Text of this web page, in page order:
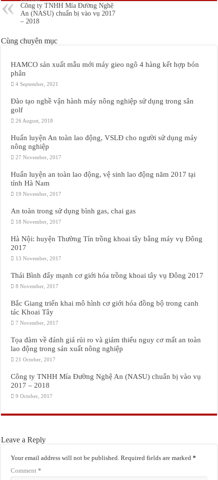
Bắc Giang triển khai mô hình cơ giới hóa đồng bộ trong canh tác Khoai Tây
Tọa đàm về đánh giá rủi ro và giảm thiểu nguy cơ mất an toàn lao động trong
Công ty TNHH Mía Đường Nghệ An (NASU) chuẩn bị vào vụ 2017 – 2018
Công ty TNHH Mía Đường Nghệ
An (NASU) chuẩn bị vào vụ 2017
– 2018
Cùng chuyên mục
HAMCO sản xuất mẫu mới máy gieo ngô 4 hàng kết hợp bón
phân
4 September, 2021
Đào tạo nghề vận hành máy nông nghiệp sử dụng trong sân
golf
26 August, 2018
Huấn luyện An toàn lao động, VSLĐ cho người sử dụng máy
nông nghiệp
27 November, 2017
Huấn luyện an toàn lao động, vệ sinh lao động năm 2017 tại
tỉnh Hà Nam
19 November, 2017
An toàn trong sử dụng bình gas, chai gas
18 November, 2017
Hà Nội: huyện Thường Tín trồng khoai tây bằng máy vụ Đông
2017
13 November, 2017
Thái Bình đẩy mạnh cơ giới hóa trồng khoai tây vụ Đông 2017
8 November, 2017
Bắc Giang triển khai mô hình cơ giới hóa đồng bộ trong canh
tác Khoai Tây
7 November, 2017
Tọa đàm về đánh giá rủi ro và giảm thiểu nguy cơ mất an toàn
lao động trong sản xuất nông nghiệp
21 October, 2017
Công ty TNHH Mía Đường Nghệ An (NASU) chuẩn bị vào vụ
2017 – 2018
9 October, 2017
Leave a Reply
Your email address will not be published. Required fields are marked*
Comment*